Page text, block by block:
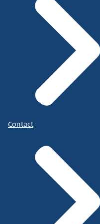
Contact